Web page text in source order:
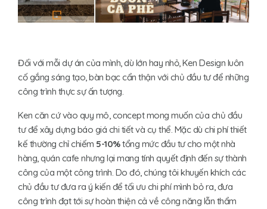
Đối với mỗi dự án của mình, dù lớn hay nhỏ, Ken Design luôn
cố gắng sáng tạo, bàn bạc cẩn thận với chủ đầu tư để những
công trình thực sự ấn tượng.
Ken căn cứ vào quy mô, concept mong muốn của chủ đầu
tư để xây dựng báo giá chi tiết và cụ thể. Mặc dù chi phí thiết
kế thường chỉ chiếm 5-10%tổng mức đầu tư cho một nhà
hàng, quán cafe nhưng lại mang tính quyết định đến sự thành
công của một công trình. Do đó, chúng tôi khuyến khích các
chủ đầu tư đưa ra ý kiến để tối ưu chi phí mình bỏ ra, đưa
công trình đạt tới sự hoàn thiện cả về công năng lẫn thẩm